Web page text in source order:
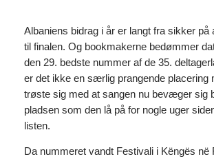
Albaniens bidrag i år er langt fra sikker på
til finalen. Og bookmakerne bedømmer
den 29. bedste nummer af de 35.
er det ikke en særlig prangende placering
trøste sig med at sangen nu bevæger sig
pladsen som den lå på for nogle uger
listen.
Da nummeret vandt Festivali i Këngës në